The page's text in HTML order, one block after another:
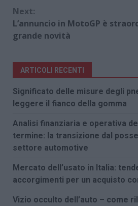
Next:
L’annuncio in MotoGP è
grande novità
ARTICOLI RECENTI
Significato delle misure degli
leggere il fianco della gomma
Analisi finanziaria e operativa
termine: la transizione dal
settore automotive
Mercato dell’usato in Italia:
accorgimenti per un acquisto
Vizio occulto dell’auto – come